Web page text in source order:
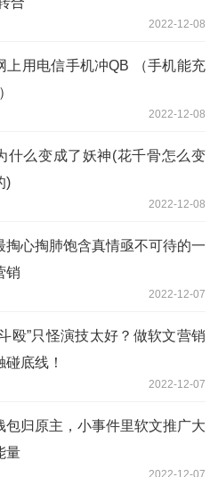
2022-12-08
上用电信手机冲QB （手机能充
2022-12-08
什么变成了妖神(花千骨怎么变
)
2022-12-08
掏心掏肺饱含真情亟不可待的一
销
2022-12-07
殴”只怪演技太好？做软文营销
底线！
2022-12-07
包归原主，小事件里软文推广大
量